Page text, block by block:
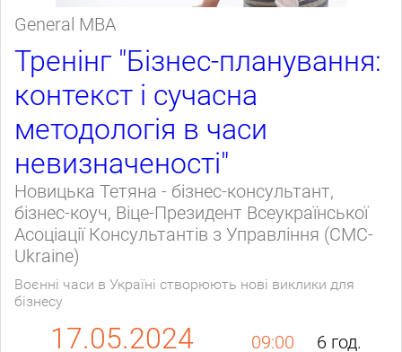
General МВА
Тренінг "Бізнес-планування:
контекст і сучасна
методологія в часи
невизначеності"
Новицька Тетяна - бізнес-консультант,
бізнес-коуч, Віце-Президент Всеукраїнської
Асоціації Консультантів з Управління (CMC-
Ukraine)
Воєнні часи в Україні створюють нові виклики для
бізнесу
17.05.2024 09:00 6 год.